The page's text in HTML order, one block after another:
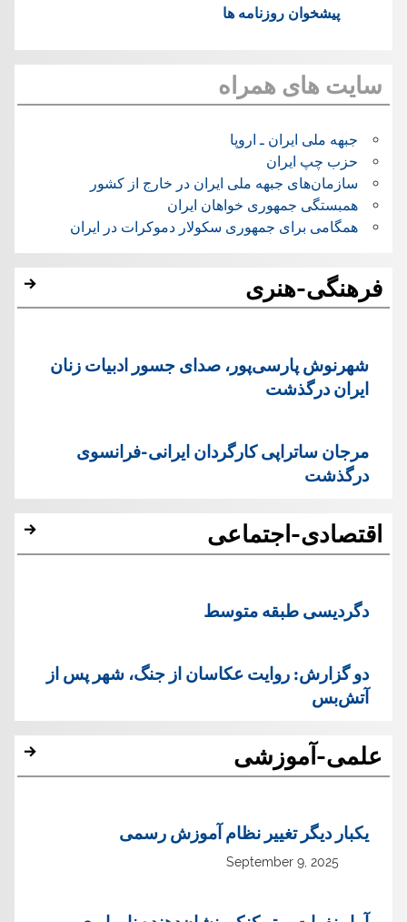
پیشخوان روزنامه ها
سایت های همراه
جبهه ملی ایران ـ اروپا
حزب چپ ایران
سازمان‌های جبهه ملی ایران در خارج از کشور
همبستگی جمهوری خواهان ایران
همگامی برای جمهوری سکولار دموکرات در ایران
فرهنگی-هنری
شهرنوش پارسی‌پور، صدای جسور ادبیات زنان
ایران درگذشت
مرجان ساتراپی کارگردان ایرانی-فرانسوی
درگذشت
اقتصادی-اجتماعی
دگردیسی طبقه متوسط
دو گزارش: روایت عکاسان از جنگ، شهر پس از
آتش‌بس
علمی-آموزشی
یک‏بار دیگر تغییر نظام آموزش رسمی
September 9, 2025